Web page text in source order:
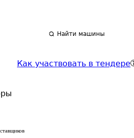
Найти машины
Как участвовать в тендере